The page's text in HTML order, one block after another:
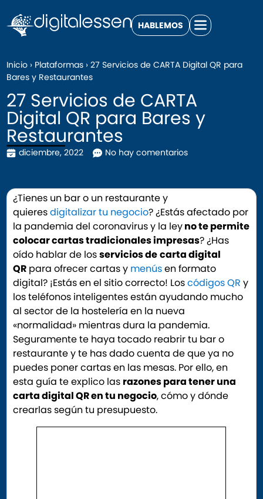
HABLEMOS
Inicio › Plataformas ›27 Servicios de CARTA Digital QR para
Bares y Restaurantes
27 Servicios de CARTA
Digital QR para Bares y
Restaurantes
diciembre, 2022 No hay comentarios
¿Tienes un bar o un restaurante y
quieresdigitalizar tu negocio? ¿Estás afectado por
la pandemia del coronavirus y la leyno te permite
colocar cartas tradicionales impresas? ¿Has
oído hablar de losservicios decarta digital
QR para ofrecer cartas y menúsen formato
digital? ¡Estás en el sitio correcto! Loscódigos QR y
los teléfonos inteligentes están ayudando mucho
al sector de la hostelería en la nueva
«normalidad» mientras dura la pandemia.
Seguramente te haya tocado reabrir tu bar o
restaurante y te has dado cuenta de que ya no
puedes poner cartas en las mesas. Por ello, en
esta guía te explico las razones para tener una
carta digital QR en tu negocio, cómo y dónde
crearlas según tu presupuesto.